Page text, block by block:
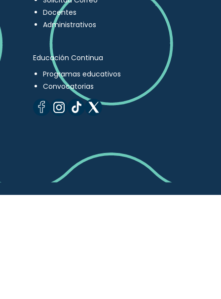
Docentes
Administrativos
Educación Continua
Programas educativos
Convocatorias